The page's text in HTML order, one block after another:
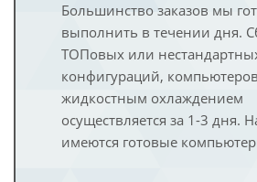
Большинство заказов мы
выполнить в течении дня.
ТОПовых или
конфигураций,
жидкостным охлаждением
осуществляется за 1-3 дня.
имеются готовые